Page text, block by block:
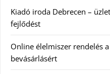
Kiadó iroda Debrecen –
fejlődést
Online élelmiszer rendelés
bevásárlásért